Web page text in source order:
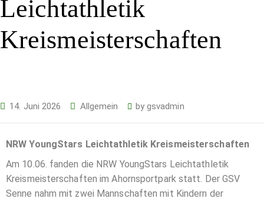
Leichtathletik
Kreismeisterschaften
14. Juni 2026 Allgemein by gsvadmin
NRW YoungStars Leichtathletik Kreismeisterschaften
Am 10.06. fanden die NRW YoungStars Leichtathletik
Kreismeisterschaften im Ahornsportpark statt. Der GSV
Senne nahm mit zwei Mannschaften mit Kindern der